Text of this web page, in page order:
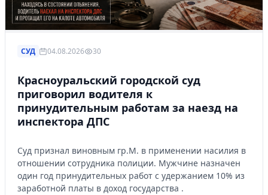
СУД 04.08.2026 30
Красноуральский городской суд
приговорил водителя к
принудительным работам за наезд на
инспектора ДПС
Суд признал виновным гр.М. в применении насилия в
отношении сотрудника полиции. Мужчине назначен
один год принудительных работ с удержанием 10% из
заработной платы в доход государства .